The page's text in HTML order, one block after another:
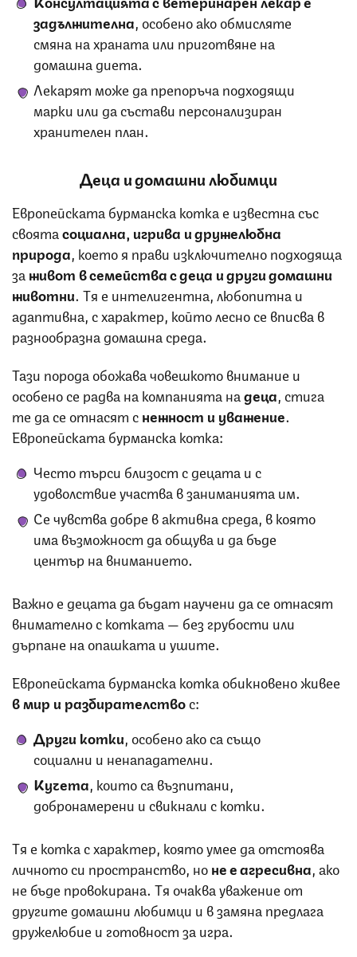
задължителна, особено ако обмисляте
смяна на храната или приготвяне на
домашна диета.
Лекарят може да препоръча подходящи
марки или да състави персонализиран
хранителен план.
Деца и домашни любимци
Европейската бурманска котка е известна със
своятасоциална, игрива и дружелюбна
природа, което я прави изключително подходяща
заживот в семейства с деца и други домашни
животни. Тя е интелигентна, любопитна и
адаптивна, с характер, който лесно се вписва в
разнообразна домашна среда.
Тази порода обожава човешкото внимание и
особено се радва на компанията надеца, стига
те да се отнасят снежност и уважение.
Европейската бурманска котка:
Често търси близост с децата и с
удоволствие участва в заниманията им.
Се чувства добре в активна среда, в която
има възможност да общува и да бъде
център на вниманието.
Важно е децата да бъдат научени да се отнасят
внимателно с котката — без грубости или
дърпане на опашката и ушите.
Европейската бурманска котка обикновено живее
в мир и разбирателствос:
Други котки, особено ако са също
социални и ненападателни.
Кучета, които са възпитани,
добронамерени и свикнали с котки.
Тя е котка с характер, която умее да отстоява
личното си пространство, ноне е агресивна, ако
не бъде провокирана. Тя очаква уважение от
другите домашни любимци и в замяна предлага
дружелюбие и готовност за игра.